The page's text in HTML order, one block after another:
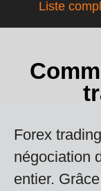
Liste
Forex
négociation
entier.